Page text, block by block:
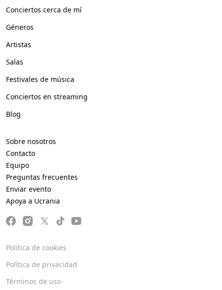
Conciertos cerca de mí
Géneros
Artistas
Salas
Festivales de música
Conciertos en streaming
Blog
Sobre nosotros
Contacto
Equipo
Preguntas frecuentes
Enviar evento
Apoya a Ucrania
Política de cookies
Política de privacidad
Términos de uso